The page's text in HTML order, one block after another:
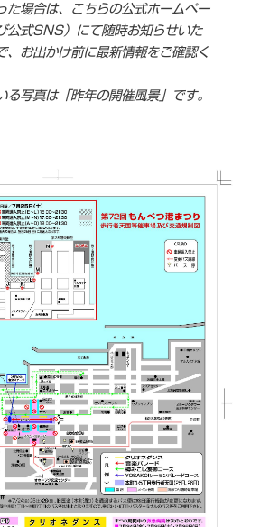
た場合は、こちらの公式ホームペー
公式SNS）にて随時お知らせいた
、お出かけ前に最新情報をご確認く
る写真は「昨年の開催風景」です。